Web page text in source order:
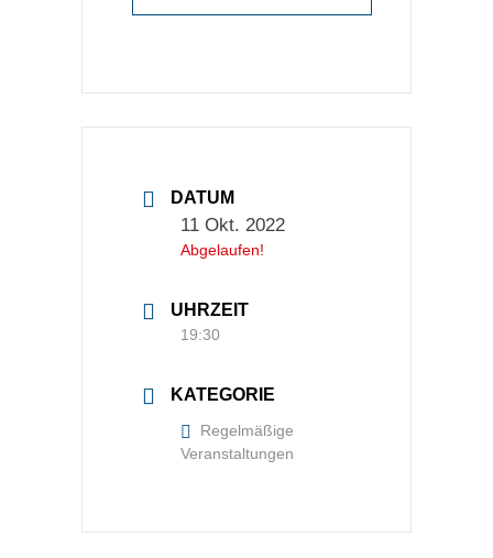
DATUM
11 Okt. 2022
Abgelaufen!
UHRZEIT
19:30
KATEGORIE
Regelmäßige
Veranstaltungen